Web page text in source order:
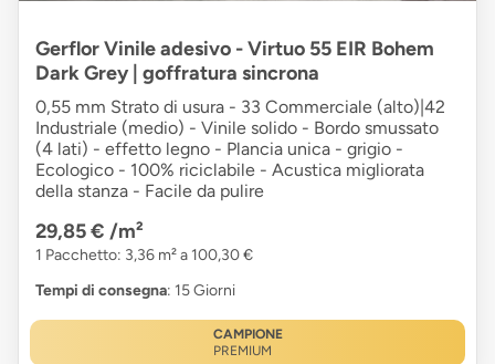
Gerflor Vinile adesivo - Virtuo 55 EIR Bohem
Dark Grey | goffratura sincrona
0,55 mm Strato di usura - 33 Commerciale (alto)|42
Industriale (medio) - Vinile solido - Bordo smussato
(4 lati) - effetto legno - Plancia unica - grigio -
Ecologico - 100% riciclabile - Acustica migliorata
della stanza - Facile da pulire
29,85 € /m²
1 Pacchetto: 3,36 m² a 100,30 €
Tempi di consegna: 15 Giorni
CAMPIONE
PREMIUM